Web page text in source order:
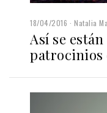
18/04/2016 Natalia
Así se
patrocinios